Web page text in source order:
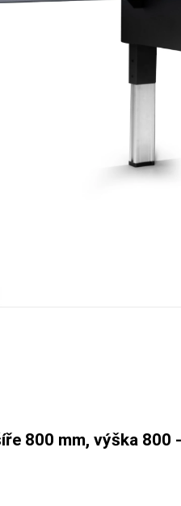
800 mm, výška 800